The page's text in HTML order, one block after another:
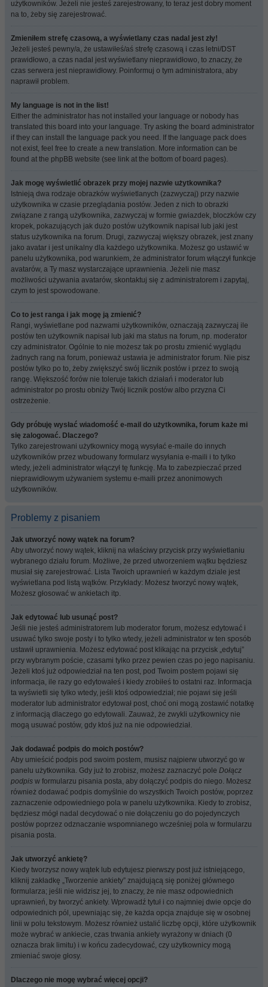
użytkowników. Jeżeli nie jesteś zarejestrowany, to teraz jest dobry moment
na to, żeby się zarejestrować.
Zmieniłem strefę czasową, a wyświetlany czas nadal jest zły!
Jeżeli jesteś pewny/a, że ustawiłeś/aś strefę czasową i czas letni/DST
prawidłowo, a czas nadal jest wyświetlany nieprawidłowo, to znaczy, że
czas serwera jest nieprawidłowy. Poinformuj o tym administratora, aby
naprawił problem.
My language is not in the list!
Either the administrator has not installed your language or nobody has
translated this board into your language. Try asking the board administrator
if they can install the language pack you need. If the language pack does
not exist, feel free to create a new translation. More information can be
found at the phpBB website (see link at the bottom of board pages).
Jak mogę wyświetlić obrazek przy mojej nazwie użytkownika?
Istnieją dwa rodzaje obrazków wyświetlanych (zazwyczaj) przy nazwie
użytkownika w czasie przeglądania postów. Jeden z nich to obrazki
związane z rangą użytkownika, zazwyczaj w formie gwiazdek, bloczków czy
kropek, pokazujących jak dużo postów użytkownik napisał lub jaki jest
status użytkownika na forum. Drugi, zazwyczaj większy obrazek, jest znany
jako avatar i jest unikalny dla każdego użytkownika. Możesz go ustawić w
panelu użytkownika, pod warunkiem, że administrator forum włączył funkcje
avatarów, a Ty masz wystarczające uprawnienia. Jeżeli nie masz
możliwości używania avatarów, skontaktuj się z administratorem i zapytaj,
czym to jest spowodowane.
Co to jest ranga i jak mogę ją zmienić?
Rangi, wyświetlane pod nazwami użytkowników, oznaczają zazwyczaj ile
postów ten użytkownik napisał lub jaki ma status na forum, np. moderator
czy administrator. Ogólnie to nie możesz tak po prostu zmienić wyglądu
żadnych rang na forum, ponieważ ustawia je administrator forum. Nie pisz
postów tylko po to, żeby zwiększyć swój licznik postów i przez to swoją
rangę. Większość forów nie toleruje takich działań i moderator lub
administrator po prostu obniży Twój licznik postów albo przyzna Ci
ostrzeżenie.
Gdy próbuję wysłać wiadomość e-mail do użytkownika, forum każe mi
się zalogować. Dlaczego?
Tylko zarejestrowani użytkownicy mogą wysyłać e-maile do innych
użytkowników przez wbudowany formularz wysyłania e-maili i to tylko
wtedy, jeżeli administrator włączył tę funkcję. Ma to zabezpieczać przed
nieprawidłowym używaniem systemu e-maili przez anonimowych
użytkowników.
Problemy z pisaniem
Jak utworzyć nowy wątek na forum?
Aby utworzyć nowy wątek, kliknij na właściwy przycisk przy wyświetlaniu
wybranego działu forum. Możliwe, że przed utworzeniem wątku będziesz
musiał się zarejestrować. Lista Twoich uprawnień w każdym dziale jest
wyświetlana pod listą wątków. Przykłady: Możesz tworzyć nowy wątek,
Możesz głosować w ankietach itp.
Jak edytować lub usunąć post?
Jeśli nie jesteś administratorem lub moderator forum, możesz edytować i
usuwać tylko swoje posty i to tylko wtedy, jeżeli administrator w ten sposób
ustawił uprawnienia. Możesz edytować post klikając na przycisk „edytuj”
przy wybranym poście, czasami tylko przez pewien czas po jego napisaniu.
Jeżeli ktoś już odpowiedział na ten post, pod Twoim postem pojawi się
informacja, ile razy go edytowałeś i kiedy zrobiłeś to ostatni raz. Informacja
ta wyświetli się tylko wtedy, jeśli ktoś odpowiedział; nie pojawi się jeśli
moderator lub administrator edytował post, choć oni mogą zostawić notatkę
z informacją dlaczego go edytowali. Zauważ, że zwykli użytkownicy nie
mogą usuwać postów, gdy ktoś już na nie odpowiedział.
Jak dodawać podpis do moich postów?
Aby umieścić podpis pod swoim postem, musisz najpierw utworzyć go w
panelu użytkownika. Gdy już to zrobisz, możesz zaznaczyć pole Dołącz
podpis w formularzu pisania posta, aby dołączyć podpis do niego. Możesz
również dodawać podpis domyślnie do wszystkich Twoich postów, poprzez
zaznaczenie odpowiedniego pola w panelu użytkownika. Kiedy to zrobisz,
będziesz mógł nadal decydować o nie dołączeniu go do pojedynczych
postów poprzez odznaczanie wspomnianego wcześniej pola w formularzu
pisania posta.
Jak utworzyć ankietę?
Kiedy tworzysz nowy wątek lub edytujesz pierwszy post już istniejącego,
kliknij zakładkę „Tworzenie ankiety” znajdującą się poniżej głównego
formularza; jeśli nie widzisz jej, to znaczy, że nie masz odpowiednich
uprawnień, by tworzyć ankiety. Wprowadź tytuł i co najmniej dwie opcje do
odpowiednich pól, upewniając się, że każda opcja znajduje się w osobnej
linii w polu tekstowym. Możesz również ustalić liczbę opcji, które użytkownik
może wybrać w ankiecie, czas trwania ankiety wyrażony w dniach (0
oznacza brak limitu) i w końcu zadecydować, czy użytkownicy mogą
zmieniać swoje głosy.
Dlaczego nie mogę wybrać więcej opcji?